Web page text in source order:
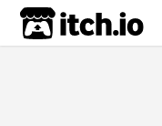
itch.io